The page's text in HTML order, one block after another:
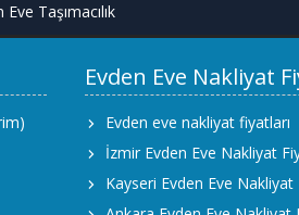
Eve Taşımacılık
Evden Eve Nakliyat
Evden eve nakliyat fiyatları
İzmir Evden Eve Nakliyat
Kayseri Evden Eve Nakliyat